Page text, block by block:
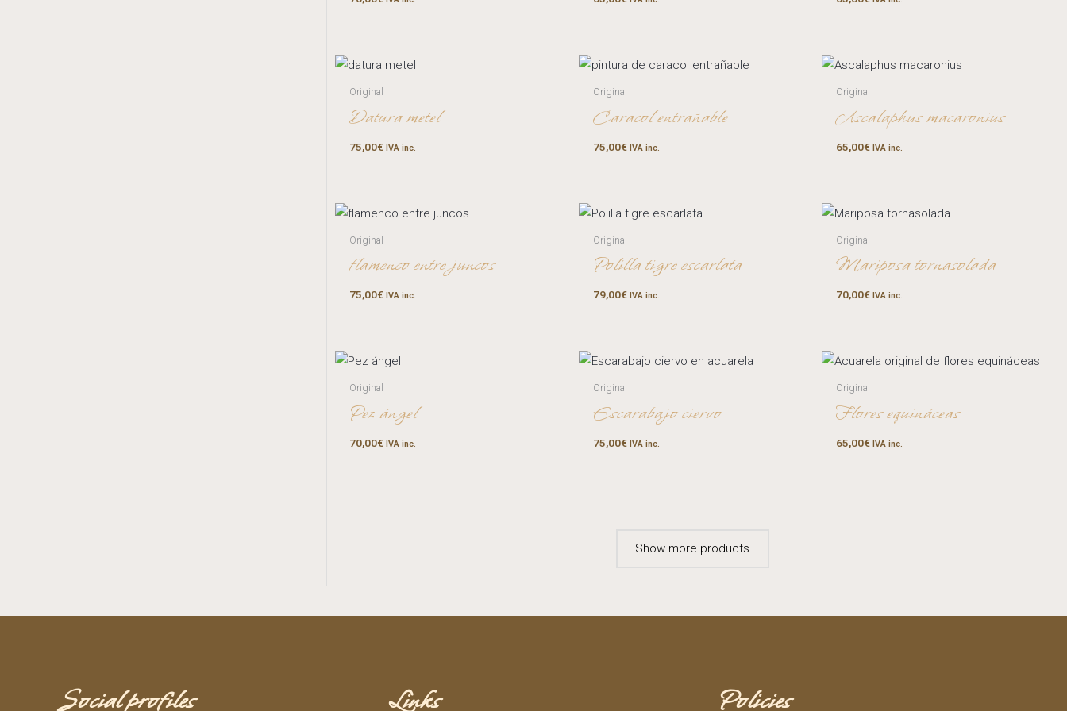
Original
Datura metel
75,00€ IVA inc.
Original
Caracol entrañable
75,00€ IVA inc.
Original
Ascalaphus macaronius
65,00€ IVA inc.
Original
flamenco entre juncos
75,00€ IVA inc.
Original
Polilla tigre escarlata
79,00€ IVA inc.
Original
Mariposa tornasolada
70,00€ IVA inc.
Original
Pez ángel
70,00€ IVA inc.
Original
Escarabajo ciervo
75,00€ IVA inc.
Original
Flores equináceas
65,00€ IVA inc.
Show more products
Social profiles Links Policies